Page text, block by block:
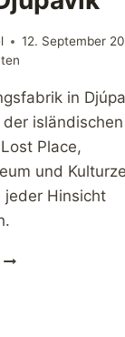
12. September
in
isländischen
Place,
und
jeder Hinsicht
ISLAND.